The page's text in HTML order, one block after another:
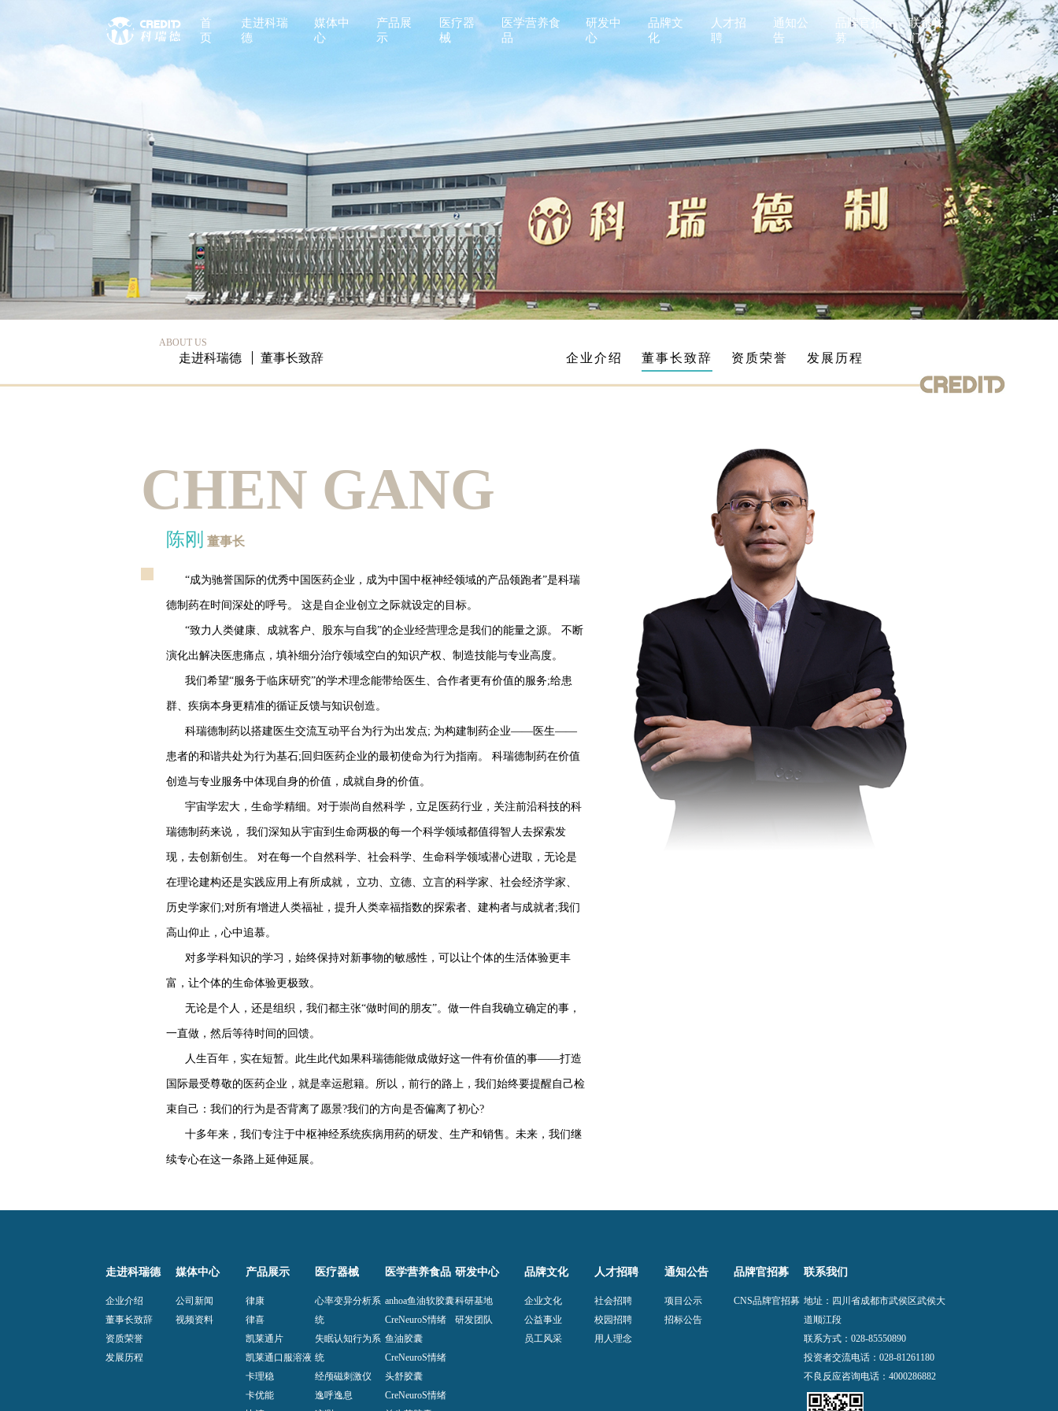
首
页
走进科瑞
德
媒体中
心
产品展
示
医疗器
械
医学营养食
品
研发中
心
品牌文
化
人才招
聘
通知公
告
品牌官招
募
联系我
们
ABOUT US
走进科瑞德 董事长致辞 企业介绍 董事长致辞 资质荣誉 发展历程
CHEN GANG
陈刚 董事长
“成为驰誉国际的优秀中国医药企业，成为中国中枢神经领域的产品领跑者”是科瑞
德制药在时间深处的呼号。 这是自企业创立之际就设定的目标。
“致力人类健康、成就客户、股东与自我”的企业经营理念是我们的能量之源。 不断
演化出解决医患痛点，填补细分治疗领域空白的知识产权、制造技能与专业高度。
我们希望“服务于临床研究”的学术理念能带给医生、合作者更有价值的服务;给患
群、疾病本身更精准的循证反馈与知识创造。
科瑞德制药以搭建医生交流互动平台为行为出发点; 为构建制药企业——医生——
患者的和谐共处为行为基石;回归医药企业的最初使命为行为指南。 科瑞德制药在价值
创造与专业服务中体现自身的价值，成就自身的价值。
宇宙学宏大，生命学精细。对于崇尚自然科学，立足医药行业，关注前沿科技的科
瑞德制药来说， 我们深知从宇宙到生命两极的每一个科学领域都值得智人去探索发
现，去创新创生。 对在每一个自然科学、社会科学、生命科学领域潜心进取，无论是
在理论建构还是实践应用上有所成就， 立功、立德、立言的科学家、社会经济学家、
历史学家们;对所有增进人类福祉，提升人类幸福指数的探索者、建构者与成就者;我们
高山仰止，心中追慕。
对多学科知识的学习，始终保持对新事物的敏感性，可以让个体的生活体验更丰
富，让个体的生命体验更极致。
无论是个人，还是组织，我们都主张“做时间的朋友”。做一件自我确立确定的事，
一直做，然后等待时间的回馈。
人生百年，实在短暂。此生此代如果科瑞德能做成做好这一件有价值的事——打造
国际最受尊敬的医药企业，就是幸运慰籍。所以，前行的路上，我们始终要提醒自己检
束自己：我们的行为是否背离了愿景?我们的方向是否偏离了初心?
十多年来，我们专注于中枢神经系统疾病用药的研发、生产和销售。未来，我们继
续专心在这一条路上延伸延展。
走进科瑞德
企业介绍
董事长致辞
资质荣誉
发展历程
媒体中心
公司新闻
视频资料
产品展示
律康
律喜
凯莱通片
凯莱通口服溶液
卡理稳
卡优能
医疗器械
心率变异分析系
统
失眠认知行为系
统
经颅磁刺激仪
逸呼逸息
医学营养食品
anhoa鱼油软胶囊
CreNeuroS情绪
鱼油胶囊
CreNeuroS情绪
头舒胶囊
CreNeuroS情绪
研发中心
科研基地
研发团队
品牌文化
企业文化
公益事业
员工风采
人才招聘
社会招聘
校园招聘
用人理念
通知公告
项目公示
招标公告
品牌官招募
CNS品牌官招募
联系我们
地址：四川省成都市武侯区武侯大
道顺江段
联系方式： 028-85550890
投资者交流电话： 028-81261180
不良反应咨询电话： 4000286882